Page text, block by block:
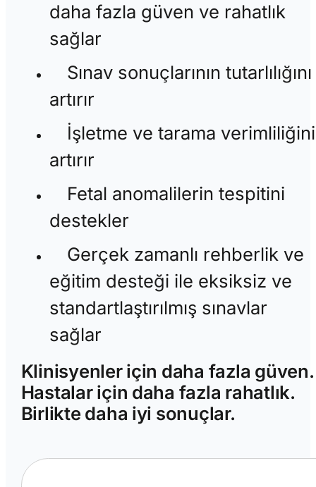
daha fazla güven ve rahatlık
sağlar
Sınav sonuçlarının tutarlılığını
artırır
İşletme ve tarama verimliliğini
artırır
Fetal anomalilerin tespitini
destekler
Gerçek zamanlı rehberlik ve
eğitim desteği ile eksiksiz ve
standartlaştırılmış sınavlar
sağlar
Klinisyenler için daha fazla güven.
Hastalar için daha fazla rahatlık.
Birlikte daha iyi sonuçlar.